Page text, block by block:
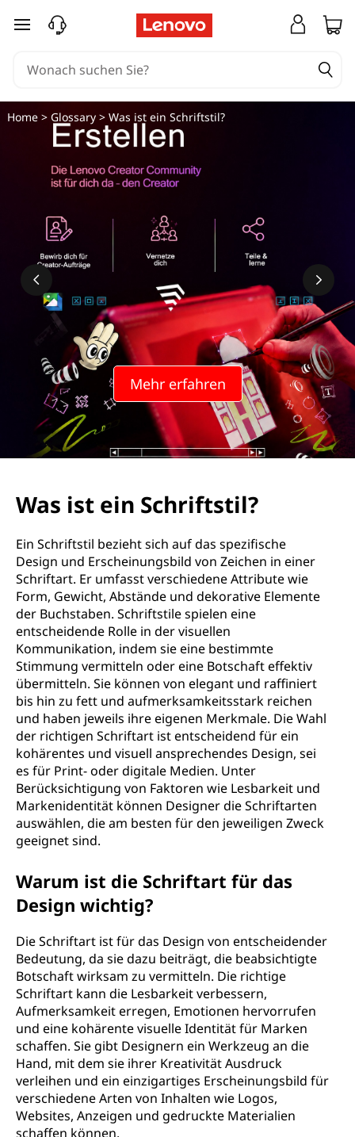
r
zum Hauptinhalt springen
Mehr erfahren
Home> Glossary> Was ist ein Schriftstil?
Was ist ein Schriftstil?
Ein Schriftstil bezieht sich auf das spezifische
Design und Erscheinungsbild von Zeichen in einer
Schriftart. Er umfasst verschiedene Attribute wie
Form, Gewicht, Abstände und dekorative Elemente
der Buchstaben. Schriftstile spielen eine
entscheidende Rolle in der visuellen
Kommunikation, indem sie eine bestimmte
Stimmung vermitteln oder eine Botschaft effektiv
übermitteln. Sie können von elegant und raffiniert
bis hin zu fett und aufmerksamkeitsstark reichen
und haben jeweils ihre eigenen Merkmale. Die Wahl
der richtigen Schriftart ist entscheidend für ein
kohärentes und visuell ansprechendes Design, sei
es für Print- oder digitale Medien. Unter
Berücksichtigung von Faktoren wie Lesbarkeit und
Markenidentität können Designer die Schriftarten
auswählen, die am besten für den jeweiligen Zweck
geeignet sind.
Warum ist die Schriftart für das
Design wichtig?
Die Schriftart ist für das Design von entscheidender
Bedeutung, da sie dazu beiträgt, die beabsichtigte
Botschaft wirksam zu vermitteln. Die richtige
Schriftart kann die Lesbarkeit verbessern,
Aufmerksamkeit erregen, Emotionen hervorrufen
und eine kohärente visuelle Identität für Marken
schaffen. Sie gibt Designern ein Werkzeug an die
Hand, mit dem sie ihrer Kreativität Ausdruck
verleihen und ein einzigartiges Erscheinungsbild für
verschiedene Arten von Inhalten wie Logos,
Websites, Anzeigen und gedruckte Materialien
schaffen können.